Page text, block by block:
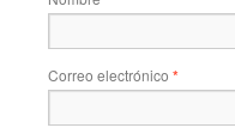
Correo electrónico *